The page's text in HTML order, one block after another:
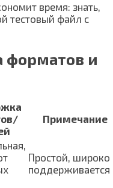
время: знать,
тестовый файл с
форматов и
Примечание
Простой, широко
поддерживается